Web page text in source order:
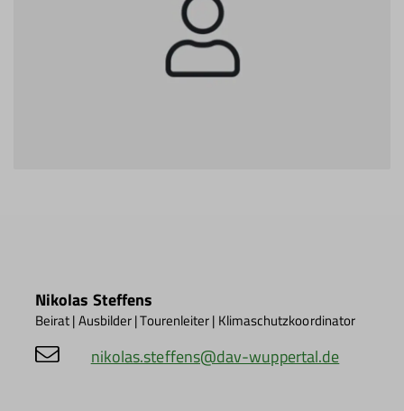
Nikolas Steffens
Beirat | Ausbilder | Tourenleiter | Klimaschutzkoordinator
nikolas.steffens@dav-wuppertal.de